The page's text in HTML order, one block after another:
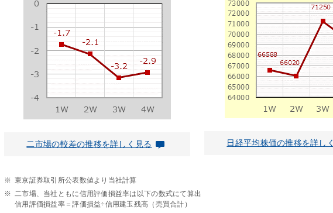
二市場の較差の推移を詳しく見る 日経平均株価の推移を詳し
※ 東京証券取引所公表数値より当社計算
※ 二市場、当社ともに信用評価損益率は以下の数式にて算出
信用評価損益率＝評価損益÷信用建玉残高（売買合計）